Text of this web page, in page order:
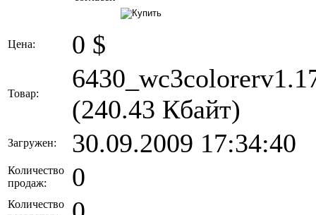
Цена: 0 $
Товар:
(240.43 Кбайт)
Загружен: 30.09.2009 17:34:40
Количество
продаж:
0
Количество